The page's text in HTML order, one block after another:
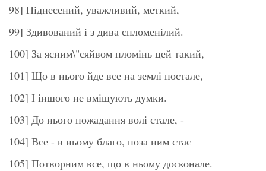
98] Піднесений, уважливий, меткий,
99] Здивований і з дива спломенілий.
100] За ясним\"сяйвом пломінь цей такий,
101] Що в нього йде все на землі постале,
102] І іншого не вміщують думки.
103] До нього пожадання волі стале, -
104] Все - в ньому благо, поза ним стає
105] Потворним все, що в ньому досконале.